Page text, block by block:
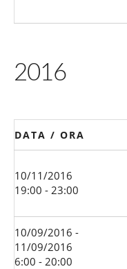
2016
DATA / ORA
10/11/2016
19:00 - 23:00
10/09/2016 -
11/09/2016
6:00 - 20:00